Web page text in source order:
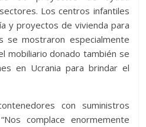
Los centros infantiles
y proyectos de vivienda para
se mostraron especialmente
mobiliario donado también se
en Ucrania para brindar el
con suministros
complace enormemente